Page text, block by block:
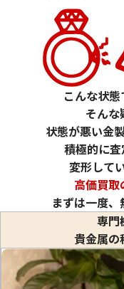
干支 SV999 銀貨 ニュ
ク諸島政府発行 公式 5
参考買取価格
こんな状
そんな
状態が悪い金
積極的に査
変形して
高価買取
まずは一度、
専門
貴金属の